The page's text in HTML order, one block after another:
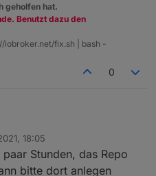
geholfen hat.
Benutzt dazu den
iobroker.net/fix.sh | bash -
0
aber nicht mehr bei GitHUB,
18:05
Stunden, das Repo
bitte dort anlegen